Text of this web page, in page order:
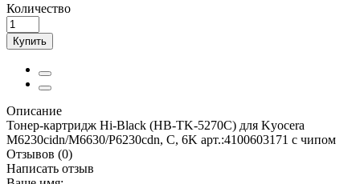
Количество
Купить
Описание
Тонер-картридж Hi-Black (HB-TK-5270C) для Kyocera
M6230cidn/M6630/P6230cdn, C, 6K арт.:4100603171 с чипом
Отзывов (0)
Написать отзыв